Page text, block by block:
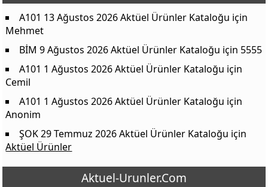
Ülker 9 Kat Tat Fındık Kremalı Gofret 39 g
Milka Kakaolu Fındık Kreması 350 g
119,00 TL
Ülker Dankek Pöti Meyveli Kek 35 g
7,00 TL
Cino Sütlü Çikolata Kaplı Bar 25 g
5,00 TL
Eti Gong Pops Peynir ve Soğan Aromalı Mısır Patlağı 110 g
45,00 TL
Eti Muz Kremalı Bisküvi 61 g
A101 13 Ağustos 2026 Aktüel Ürünler Kataloğu için
Mehmet
BİM 9 Ağustos 2026 Aktüel Ürünler Kataloğu için 5555
A101 1 Ağustos 2026 Aktüel Ürünler Kataloğu için
Cemil
A101 1 Ağustos 2026 Aktüel Ürünler Kataloğu için
Anonim
ŞOK 29 Temmuz 2026 Aktüel Ürünler Kataloğu için
Aktüel Ürünler
Aktuel-Urunler.Com